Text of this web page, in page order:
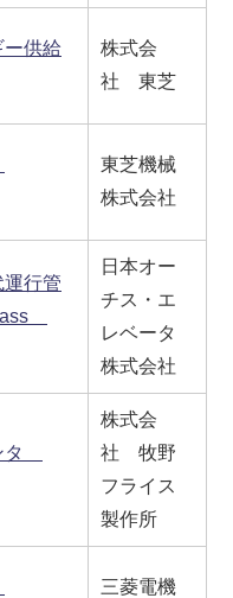
ー供給
株式会
社 東芝
東芝機械
株式会社
行管
日本オー
チス・エ
レベータ
株式会社
タ
株式会
社 牧野
フライス
製作所
三菱電機